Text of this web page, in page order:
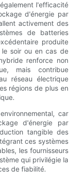
l'efficacité
d'énergie par
activement des
de batteries
produite
le soir ou en cas de
renforce non
mais contribue
réseau électrique
régions de plus en
car
d'énergie par
tangible des
ces systèmes
les fournisseurs
qui privilégie la
de fiabilité.